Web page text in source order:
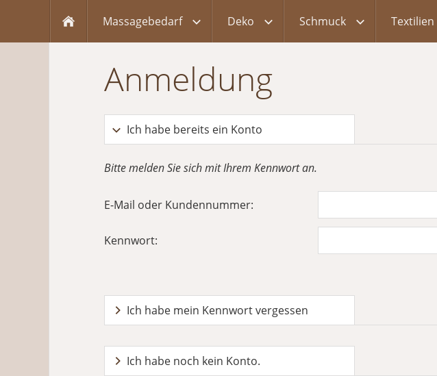
Massagebedarf Deko Schmuck Textilien
Anmeldung
Ich habe bereits ein Konto
Bitte melden Sie sich mit Ihrem Kennwort an.
E-Mail oder Kundennummer:
Kennwort:
Ich habe mein Kennwort vergessen
Ich habe noch kein Konto.